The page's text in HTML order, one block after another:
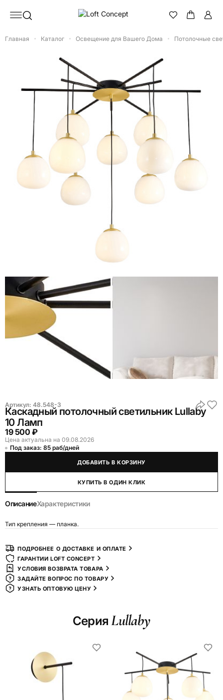
Главная Каталог Освещение для Вашего Дома Потолочные
Артикул: 48.548-3
Каскадный потолочный светильник Lullaby
10 Ламп
19 500 ₽
Цена актуальна на 09.08.2026
Под заказ: 85 раб/дней
ДОБАВИТЬ В КОРЗИНУ
КУПИТЬ В ОДИН КЛИК
ОписаниеХарактеристики
Тип крепления — планка.
ПОДРОБНЕЕ О ДОСТАВКЕ И ОПЛАТЕ
ГАРАНТИИ LOFT CONCEPT
УСЛОВИЯ ВОЗВРАТА ТОВАРА
ЗАДАЙТЕ ВОПРОС ПО ТОВАРУ
УЗНАТЬ ОПТОВУЮ ЦЕНУ
СерияLullaby